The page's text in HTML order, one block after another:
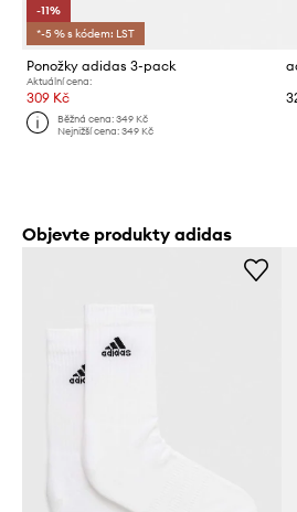
-11%
*-5 % s kódem: LST
Ponožky adidas 3-pack
Aktuální cena:
309 Kč
Běžná cena:349 Kč
Nejnižší cena:349 Kč
Objevte produkty adidas